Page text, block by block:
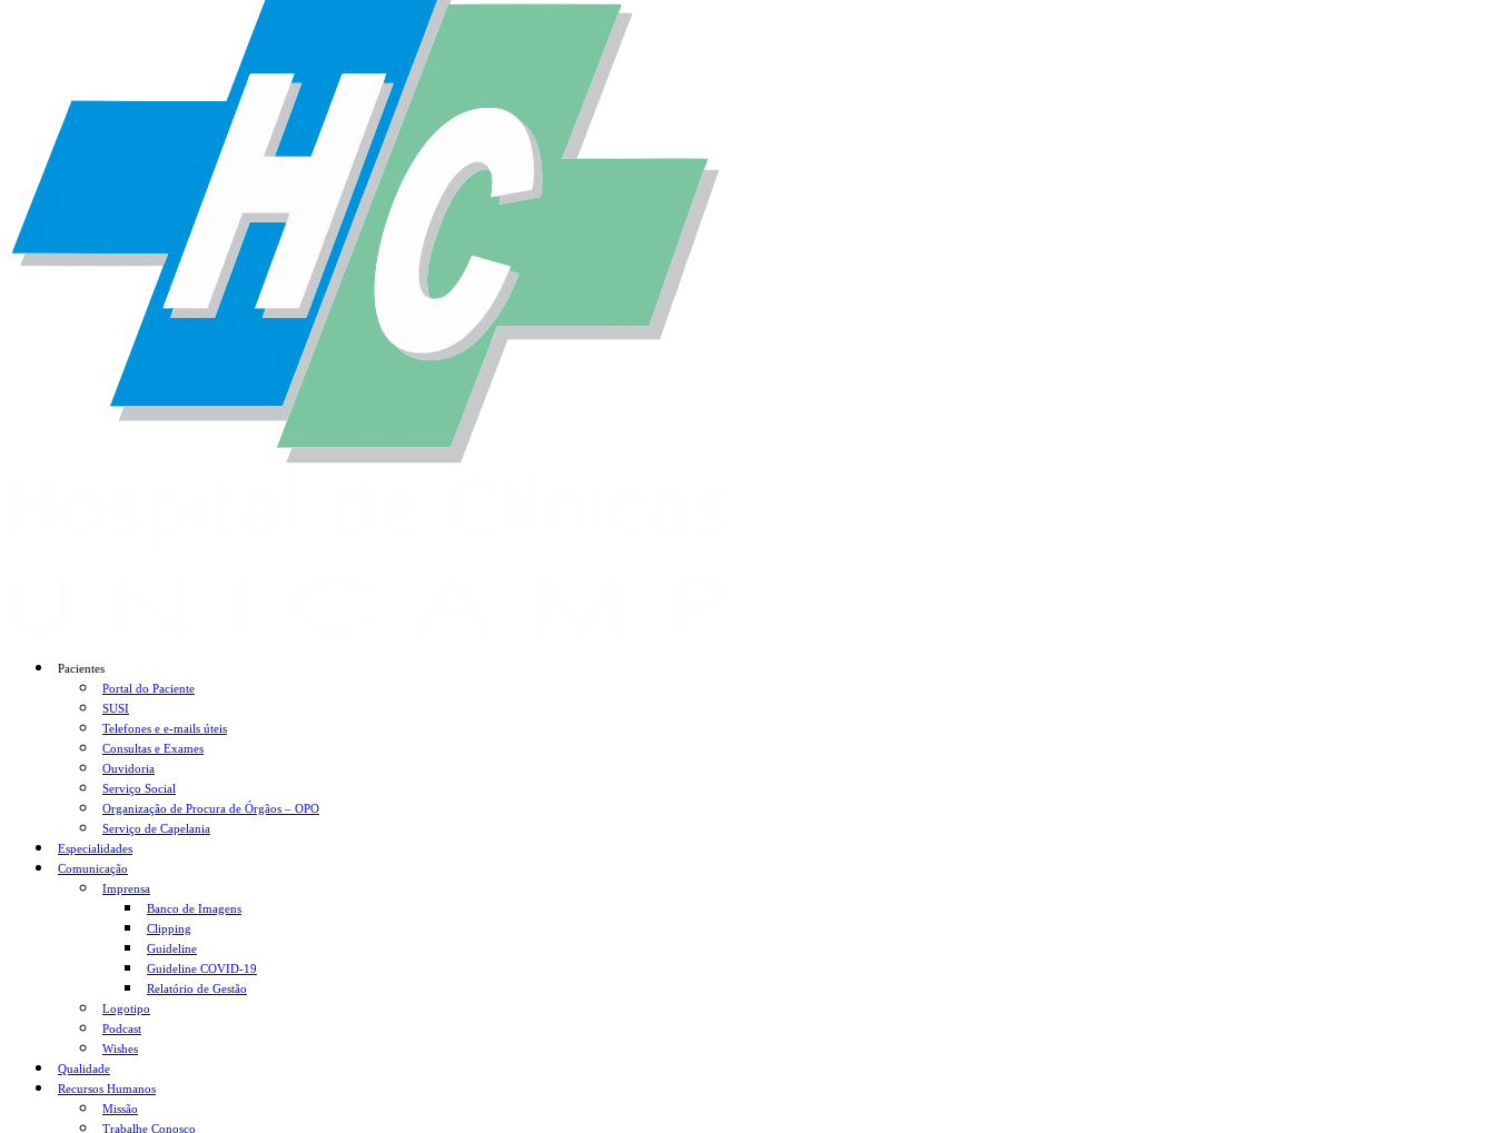
Pacientes
Portal do Paciente
SUSI
Telefones e e-mails úteis
Consultas e Exames
Ouvidoria
Serviço Social
Organização de Procura de Órgãos – OPO
Serviço de Capelania
Especialidades
Comunicação
Imprensa
Banco de Imagens
Clipping
Guideline
Guideline COVID-19
Relatório de Gestão
Logotipo
Podcast
Wishes
Qualidade
Recursos Humanos
Missão
Trabalhe Conosco